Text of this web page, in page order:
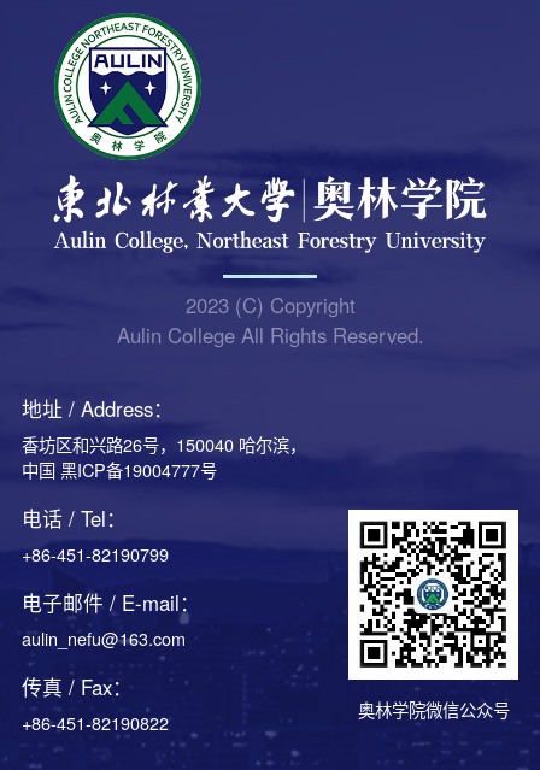
2023 (C) Copyright
Aulin College All Rights Reserved.
奥林学院微信公众号
地址 / Address：
香坊区和兴路26号，150040 哈尔滨，
中国 黑ICP备19004777号
电话 / Tel：
+86-451-82190799
电子邮件 / E-mail：
aulin_nefu@163.com
传真 / Fax：
+86-451-82190822